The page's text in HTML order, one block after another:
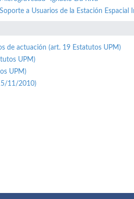
a Usuarios de la Estación Espacial
de actuación (art. 19 Estatutos UPM)
UPM)
UPM)
11/2010)